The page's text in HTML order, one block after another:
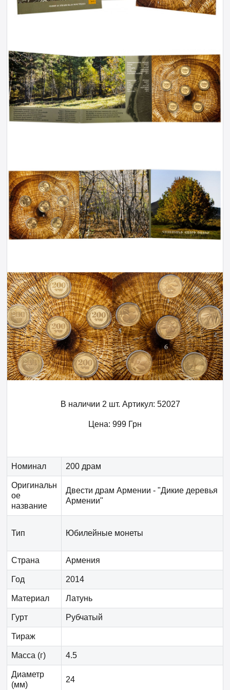
В наличии 2 шт. Артикул: 52027
Цена: 999 Грн
Номинал 200 драм
Оригинальн
ое
название
Двести драм Армении - "Дикие деревья
Армении"
Тип Юбилейные монеты
Страна Армения
Год 2014
Материал Латунь
Гурт Рубчатый
Тираж
Масса (г) 4.5
Диаметр
(мм)
24